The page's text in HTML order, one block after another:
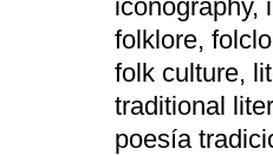
iconography,
folklore,
folk culture,
traditional
poesía